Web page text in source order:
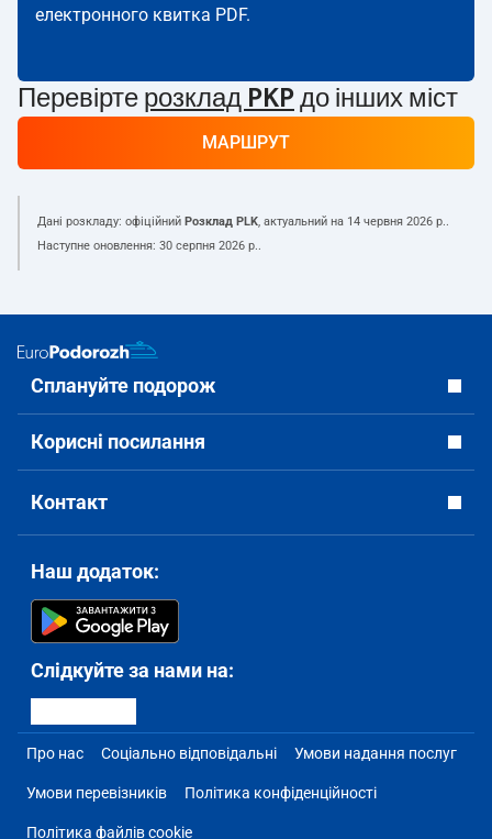
електронного квитка PDF.
Перевірте розклад PKP до інших міст
МАРШРУТ
Дані розкладу: офіційний Розклад PLK, актуальний на 14 червня 2026 р..
Наступне оновлення: 30 серпня 2026 р..
Сплануйте подорож
Корисні посилання
Контакт
Наш додаток:
Слідкуйте за нами на:
Про нас Соціально відповідальні Умови надання послуг
Умови перевізників Політика конфіденційності
Політика файлів cookie